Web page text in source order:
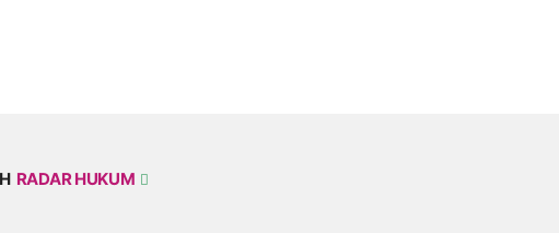
RADAR HUKUM